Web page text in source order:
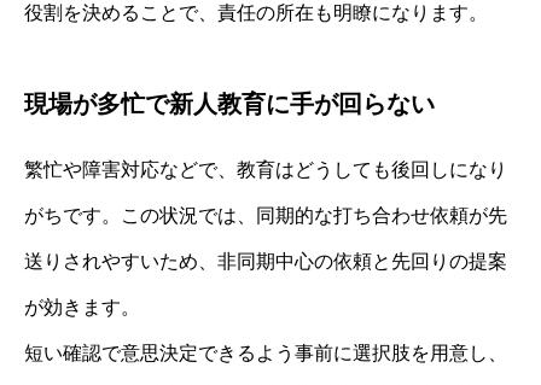
役割を決めることで、責任の所在も明瞭になります。
現場が多忙で新人教育に手が回らない
繁忙や障害対応などで、教育はどうしても後回しになり
がちです。この状況では、同期的な打ち合わせ依頼が先
送りされやすいため、非同期中心の依頼と先回りの提案
が効きます。
短い確認で意思決定できるよう事前に選択肢を用意し、